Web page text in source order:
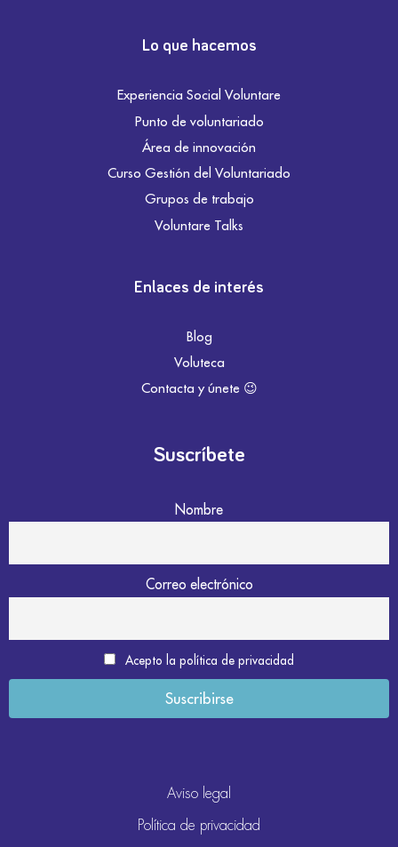
Lo que hacemos
Experiencia Social Voluntare
Punto de voluntariado
Área de innovación
Curso Gestión del Voluntariado
Grupos de trabajo
Voluntare Talks
Enlaces de interés
Blog
Voluteca
Contacta y únete 😉
Suscríbete
Nombre
Correo electrónico
Acepto la política de privacidad
Aviso legal
Política de privacidad